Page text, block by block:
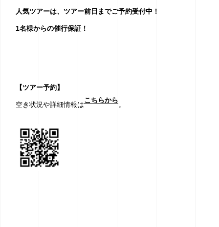
人気ツアーは、ツアー前日までご予約受付中！
1名様からの催行保証！
【ツアー予約】
空き状況や詳細情報は
こちらから
。